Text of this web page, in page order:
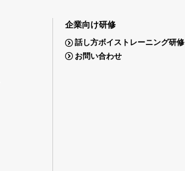
企業向け研修
話し方ボイストレーニング研修
お問い合わせ